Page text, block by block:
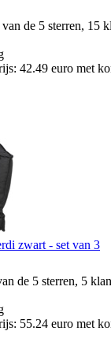
de 5 sterren, 15
42.49 euro met
zwart - set van 3
de 5 sterren, 5
55.24 euro met